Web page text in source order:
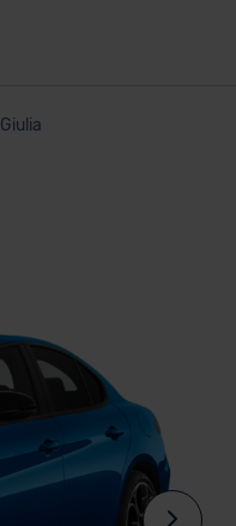
Giulia